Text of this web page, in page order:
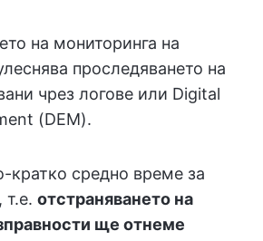
на мониторинга на
проследяването на
чрез логове или Digital
(DEM).
кратко средно време за
т.е. отстраняването на
ще отнеме